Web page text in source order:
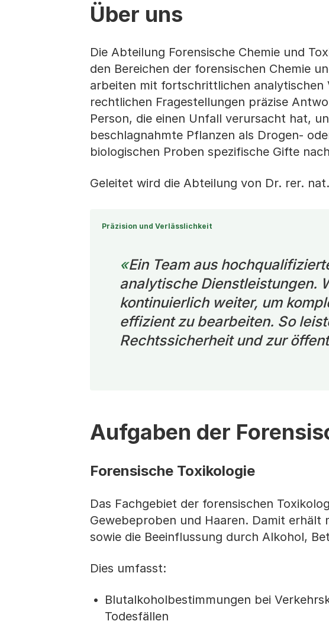
Über uns
Die Abteilung Forensische Chemie und
den Bereichen der forensischen Chemie
arbeiten mit fortschrittlichen analytischen
rechtlichen Fragestellungen präzise
Person, die einen Unfall verursacht hat,
beschlagnahmte Pflanzen als Drogen-
biologischen Proben spezifische Gifte
Geleitet wird die Abteilung von Dr. rer.
Präzision und Verlässlichkeit
Ein Team aus
analytische Dienstleistungen.
kontinuierlich weiter, um
effizient zu bearbeiten. So
Rechtssicherheit und zur
Aufgaben der
Forensische Toxikologie
Das Fachgebiet der forensischen
Gewebeproben und Haaren. Damit
sowie die Beeinflussung durch Alkohol,
Dies umfasst:
Blutalkoholbestimmungen bei
Todesfällen